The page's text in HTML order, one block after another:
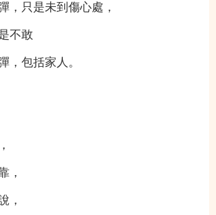
，只是未到傷心處，
不敢
，包括家人。
，
，